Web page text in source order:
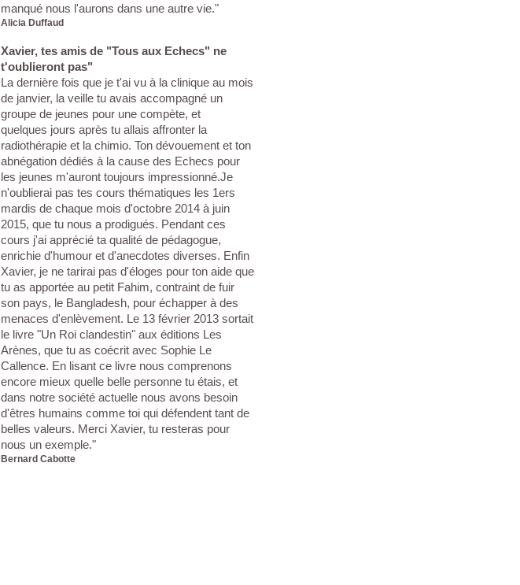
manqué nous l'aurons dans une autre vie."
Alicia Duffaud
Xavier, tes amis de "Tous aux Echecs" ne
t'oublieront pas"
La dernière fois que je t'ai vu à la clinique au mois
de janvier, la veille tu avais accompagné un
groupe de jeunes pour une compète, et
quelques jours après tu allais affronter la
radiothérapie et la chimio. Ton dévouement et ton
abnégation dédiés à la cause des Echecs pour
les jeunes m'auront toujours impressionné.Je
n'oublierai pas tes cours thématiques les 1ers
mardis de chaque mois d'octobre 2014 à juin
2015, que tu nous a prodigués. Pendant ces
cours j'ai apprécié ta qualité de pédagogue,
enrichie d'humour et d'anecdotes diverses. Enfin
Xavier, je ne tarirai pas d'éloges pour ton aide que
tu as apportée au petit Fahim, contraint de fuir
son pays, le Bangladesh, pour échapper à des
menaces d'enlèvement. Le 13 février 2013 sortait
le livre "Un Roi clandestin" aux éditions Les
Arènes, que tu as coécrit avec Sophie Le
Callence. En lisant ce livre nous comprenons
encore mieux quelle belle personne tu étais, et
dans notre société actuelle nous avons besoin
d'êtres humains comme toi qui défendent tant de
belles valeurs. Merci Xavier, tu resteras pour
nous un exemple."
Bernard Cabotte